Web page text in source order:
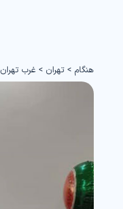
هنگام > تهران > غرب تهران